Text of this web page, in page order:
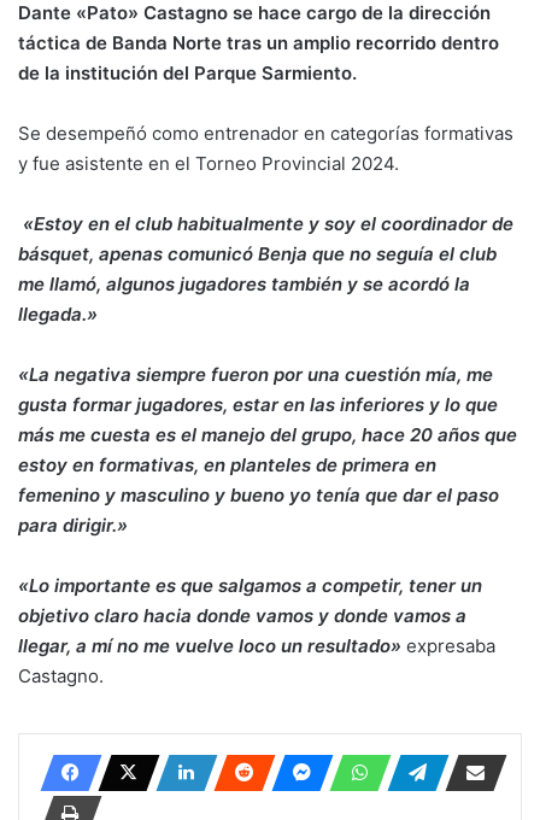
Dante «Pato» Castagno se hace cargo de la dirección
táctica de Banda Norte tras un amplio recorrido dentro
de la institución del Parque Sarmiento.
Se desempeñó como entrenador en categorías formativas
y fue asistente en el Torneo Provincial 2024.
«Estoy en el club habitualmente y soy el coordinador de
básquet, apenas comunicó Benja que no seguía el club
me llamó, algunos jugadores también y se acordó la
llegada.»
«La negativa siempre fueron por una cuestión mía, me
gusta formar jugadores, estar en las inferiores y lo que
más me cuesta es el manejo del grupo, hace 20 años que
estoy en formativas, en planteles de primera en
femenino y masculino y bueno yo tenía que dar el paso
para dirigir.»
«Lo importante es que salgamos a competir, tener un
objetivo claro hacia donde vamos y donde vamos a
llegar, a mí no me vuelve loco un resultado» expresaba
Castagno.